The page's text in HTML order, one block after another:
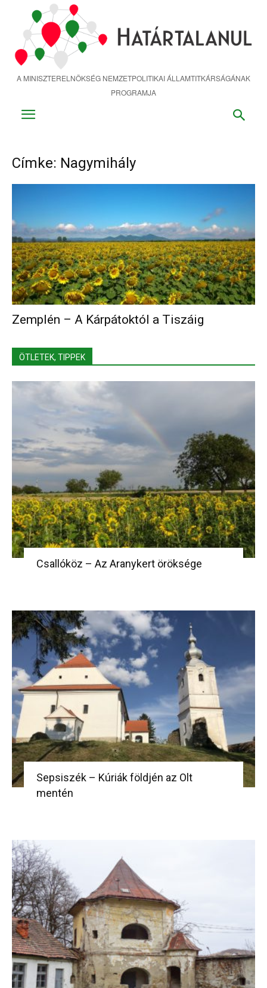
tartalomra
A MINISZTERELNÖKSÉG NEMZETPOLITIKAI ÁLLAMTITKÁRSÁGÁNAK
PROGRAMJA
Címke: Nagymihály
Zemplén – A Kárpátoktól a Tiszáig
ÖTLETEK, TIPPEK
Csallóköz – Az Aranykert öröksége
Sepsiszék – Kúriák földjén az Olt
mentén